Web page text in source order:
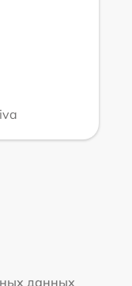
данных